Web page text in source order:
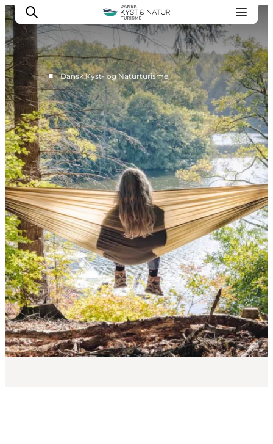
Nyheder
Programmer
Vidensbank
Om os
Kontakt
■ Dansk Kyst- og Naturturisme